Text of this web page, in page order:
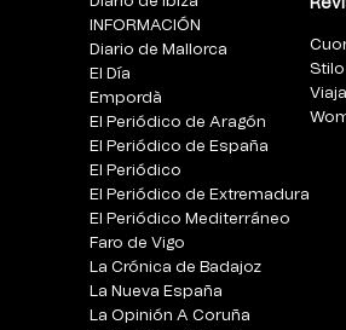
INFORMACIÓN
Diario de Mallorca
El Día
Empordà
El Periódico de Aragón
El Periódico de España
El Periódico
El Periódico de Extremadura
El Periódico Mediterráneo
Faro de Vigo
La Crónica de Badajoz
La Nueva España
La Opinión A Coruña
Stilo